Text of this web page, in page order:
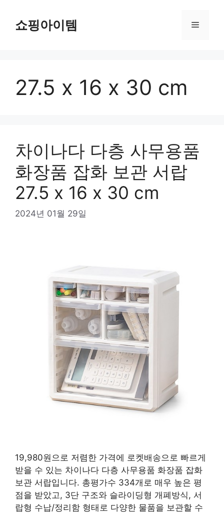
쇼핑아이템 메
27.5 x 16 x 30 cm
차이나다 다층 사무용품
화장품 잡화 보관 서랍
27.5 x 16 x 30 cm
2024년 01월 29일
19,980원으로 저렴한 가격에 로켓배송으로 빠르게
받을 수 있는 차이나다 다층 사무용품 화장품 잡화
보관 서랍입니다. 총평가수 334개로 매우 높은 평
점을 받았고, 3단 구조와 슬라이딩형 개폐방식, 서
랍형 수납/정리함 형태로 다양한 물품을 보관할 수